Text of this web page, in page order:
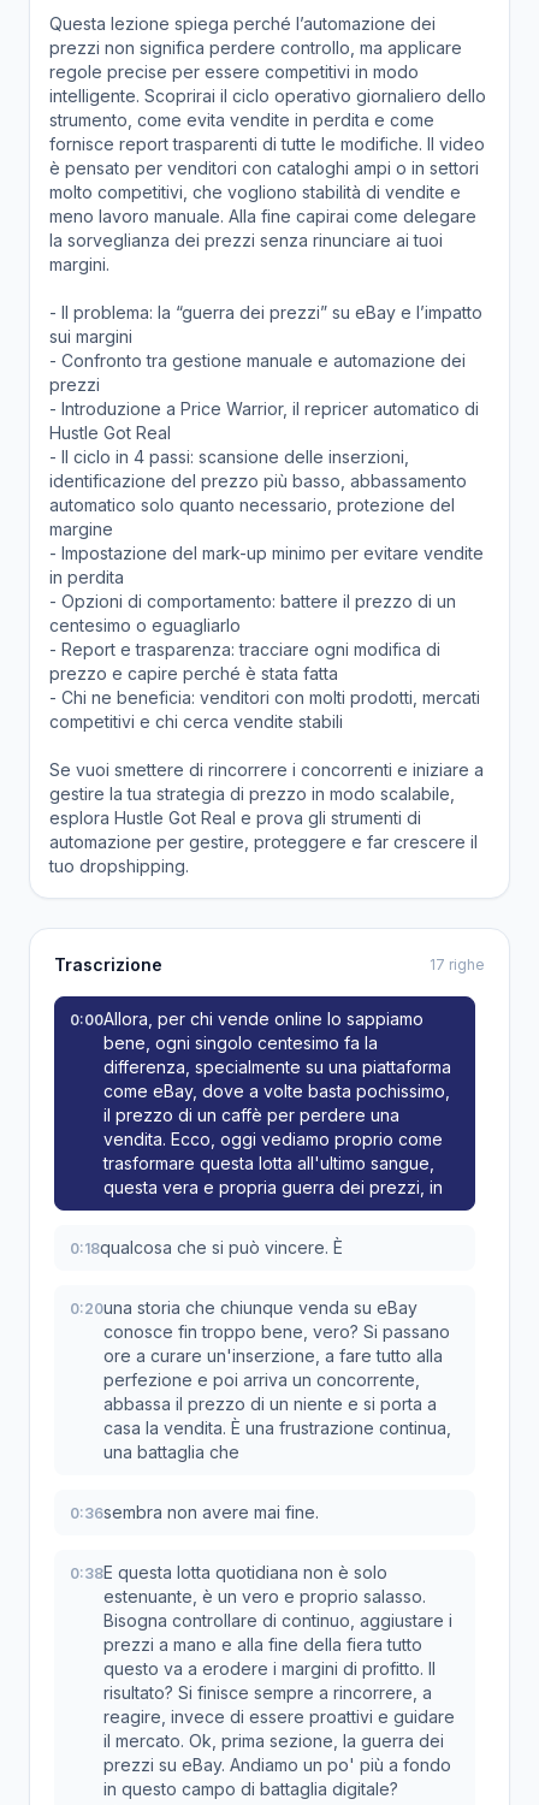
Questa lezione spiega perché l’automazione dei
prezzi non significa perdere controllo, ma applicare
regole precise per essere competitivi in modo
intelligente. Scoprirai il ciclo operativo giornaliero dello
strumento, come evita vendite in perdita e come
fornisce report trasparenti di tutte le modifiche. Il video
è pensato per venditori con cataloghi ampi o in settori
molto competitivi, che vogliono stabilità di vendite e
meno lavoro manuale. Alla fine capirai come delegare
la sorveglianza dei prezzi senza rinunciare ai tuoi
margini.
- Il problema: la “guerra dei prezzi” su eBay e l’impatto
sui margini
- Confronto tra gestione manuale e automazione dei
prezzi
- Introduzione a Price Warrior, il repricer automatico di
Hustle Got Real
- Il ciclo in 4 passi: scansione delle inserzioni,
identificazione del prezzo più basso, abbassamento
automatico solo quanto necessario, protezione del
margine
- Impostazione del mark-up minimo per evitare vendite
in perdita
- Opzioni di comportamento: battere il prezzo di un
centesimo o eguagliarlo
- Report e trasparenza: tracciare ogni modifica di
prezzo e capire perché è stata fatta
- Chi ne beneficia: venditori con molti prodotti, mercati
competitivi e chi cerca vendite stabili
Se vuoi smettere di rincorrere i concorrenti e iniziare a
gestire la tua strategia di prezzo in modo scalabile,
esplora Hustle Got Real e prova gli strumenti di
automazione per gestire, proteggere e far crescere il
tuo dropshipping.
Trascrizione 17 righe
0:00Allora, per chi vende online lo sappiamo
bene, ogni singolo centesimo fa la
differenza, specialmente su una piattaforma
come eBay, dove a volte basta pochissimo,
il prezzo di un caffè per perdere una
vendita. Ecco, oggi vediamo proprio come
trasformare questa lotta all'ultimo sangue,
questa vera e propria guerra dei prezzi, in
0:18qualcosa che si può vincere. È
0:20una storia che chiunque venda su eBay
conosce fin troppo bene, vero? Si passano
ore a curare un'inserzione, a fare tutto alla
perfezione e poi arriva un concorrente,
abbassa il prezzo di un niente e si porta a
casa la vendita. È una frustrazione continua,
una battaglia che
0:36sembra non avere mai fine.
0:38E questa lotta quotidiana non è solo
estenuante, è un vero e proprio salasso.
Bisogna controllare di continuo, aggiustare i
prezzi a mano e alla fine della fiera tutto
questo va a erodere i margini di profitto. Il
risultato? Si finisce sempre a rincorrere, a
reagire, invece di essere proattivi e guidare
il mercato. Ok, prima sezione, la guerra dei
prezzi su eBay. Andiamo un po' più a fondo
in questo campo di battaglia digitale?